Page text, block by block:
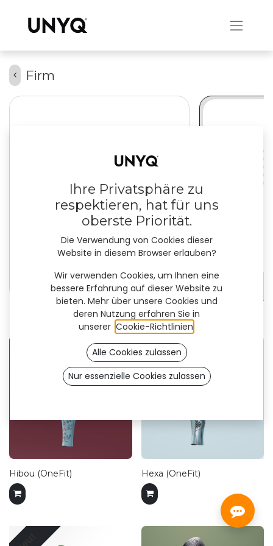
Firm
Flex
Hibou (OneFit) Hexa (OneFit)
Ihre Privatsphäre zu
respektieren, hat für uns
oberste Priorität.
Die Verwendung von Cookies dieser
Website in diesem Browser erlauben?
Wir verwenden Cookies, um Ihnen eine
bessere Erfahrung auf dieser Website zu
bieten. Mehr über unsere Cookies und
deren Nutzung erfahren Sie in
unserer Cookie-Richtlinien
Alle Cookies zulassen
Nur essenzielle Cookies zulassen